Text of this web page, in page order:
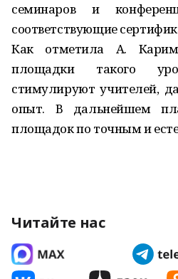
семинаров и
соответствующие
Как отметила А.
площадки такого
стимулируют учителей,
опыт. В дальнейшем
площадок по точным и
Читайте нас